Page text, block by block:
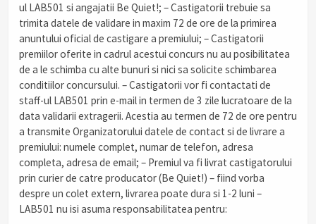
ul LAB501 si angajatii Be Quiet!; – Castigatorii trebuie sa
trimita datele de validare in maxim 72 de ore de la primirea
anuntului oficial de castigare a premiului; – Castigatorii
premiilor oferite in cadrul acestui concurs nu au posibilitatea
de a le schimba cu alte bunuri si nici sa solicite schimbarea
conditiilor concursului. – Castigatorii vor fi contactati de
staff-ul LAB501 prin e-mail in termen de 3 zile lucratoare de la
data validarii extragerii. Acestia au termen de 72 de ore pentru
a transmite Organizatorului datele de contact si de livrare a
premiului: numele complet, numar de telefon, adresa
completa, adresa de email; – Premiul va fi livrat castigatorului
prin curier de catre producator (Be Quiet!) – fiind vorba
despre un colet extern, livrarea poate dura si 1-2 luni –
LAB501 nu isi asuma responsabilitatea pentru: